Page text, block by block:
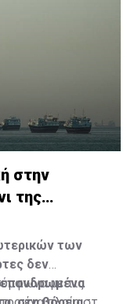
στην
της
των
δεν
επανδρωμένα
με τις